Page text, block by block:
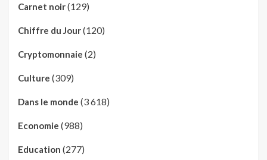
Carnet noir(129)
Chiffre du Jour(120)
Cryptomonnaie (2)
Culture (309)
Dans le monde (3 618)
Economie (988)
Education (277)